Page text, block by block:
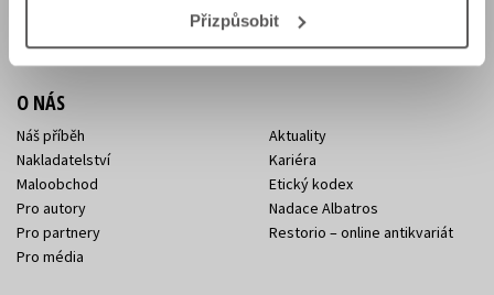
Přizpůsobit
Sídlo společnosti
Kontakty Albatros Media
O NÁS
Náš příběh
Nakladatelství
Maloobchod
Pro autory
Pro partnery
Pro média
Aktuality
Kariéra
Etický kodex
Nadace Albatros
Restorio – online antikvariát